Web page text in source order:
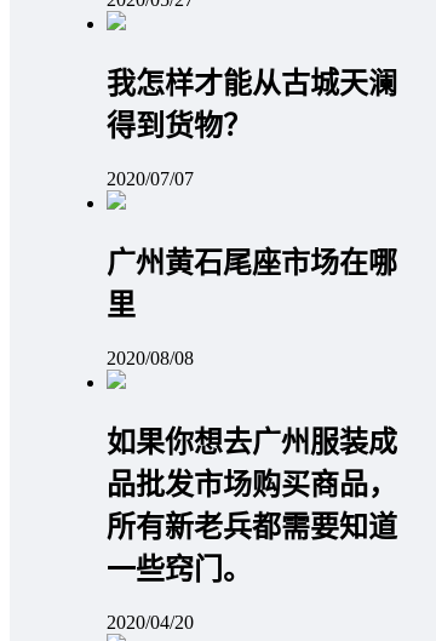
我怎样才能从古城天澜
得到货物？
2020/07/07
广州黄石尾座市场在哪
里
2020/08/08
如果你想去广州服装成
品批发市场购买商品，
所有新老兵都需要知道
一些窍门。
2020/04/20